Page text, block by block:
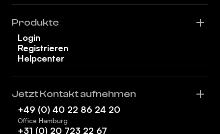
Produkte
Login
Registrieren
Helpcenter
Jetzt Kontakt aufnehmen
+49 (0) 40 22 86 24 20
Office Hamburg
+31 (0) 20 723 22 67